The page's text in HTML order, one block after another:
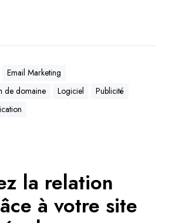
Email Marketing
de domaine
Logiciel
Publicité
la relation
à votre site